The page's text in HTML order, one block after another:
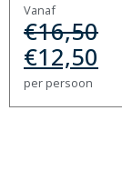
Vanaf
€16,50
€12,50
per persoon